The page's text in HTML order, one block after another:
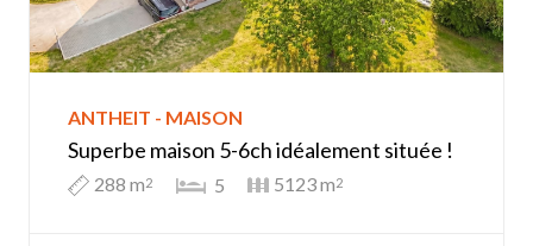
ANTHEIT - MAISON
Superbe maison 5-6ch idéalement située !
288 m2 5 5123 m2